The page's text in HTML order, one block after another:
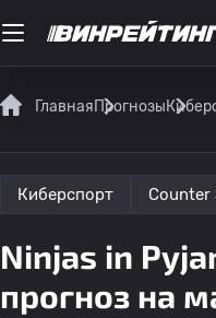
ГлавнаяПрогнозы
Киберспорт Counter
Ninjas in
прогноз на